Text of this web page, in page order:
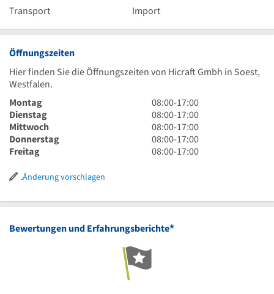
Transport
Import
Öffnungszeiten
Hier finden Sie die Öffnungszeiten von Hicraft Gmbh in Soest,
Westfalen.
Montag
8
Uhr
bis
17
Uhr
08:00-17:00
Dienstag
8
Uhr
bis
17
08:00-17:00
Mittwoch
8
Uhr
bis
08:00-17:00
Donnerstag
8
Uhr
08:00-17:00
Freitag
8
Uhr
08:00-17:00
Änderung vorschlagen
Bewertungen und Erfahrungsberichte*